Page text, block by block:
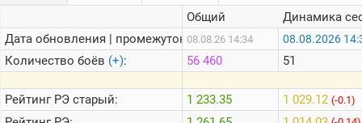
Онлайн
Цветовая
шкала
Дата обновления | промежуток:
Количество боёв (+):
РейтингРЭ старый:
Общий
08.08.26 14:34
56 460
1 233.35
Динамика
08.08.2026
51
1 029.12 (-0.1)